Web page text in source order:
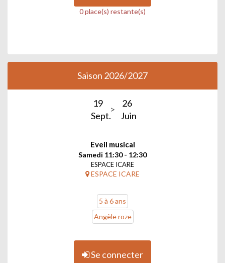
0 place(s) restante(s)
Saison 2026/2027
19
Sept.
26
Juin
Eveil musical
Samedi 11:30 - 12:30
ESPACE ICARE
ESPACE ICARE
5 à 6 ans
Angèle roze
Se connecter